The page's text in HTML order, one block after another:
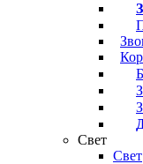
Свет
Свет